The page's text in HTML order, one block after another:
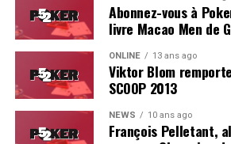
Soleau à gauche, sorti par Logghe au centre
Abonnez-vous à
livre Macao Men de
ONLINE 13 ans ago
Viktor Blom
SCOOP 2013
NEWS 10 ans ago
François Pelletant,